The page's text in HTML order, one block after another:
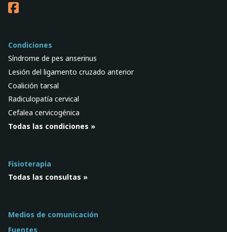
Condiciones
Síndrome de pes anserinus
Lesión del ligamento cruzado anterior
Coalición tarsal
Radiculopatía cervical
Cefalea cervicogénica
Todas las condiciones »
Fisioterapia
Todas las consultas »
Medios de comunicación
Fuentes